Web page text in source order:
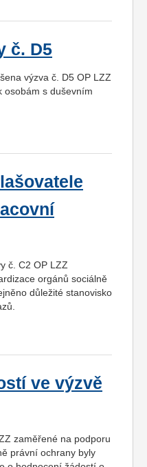
č. D5
výzva č. D5 OP LZZ
osobám s duševním
č. C2 OP LZZ
orgánů sociálně
důležité stanovisko
ve výzvě
zaměřené na podporu
právní ochrany byly